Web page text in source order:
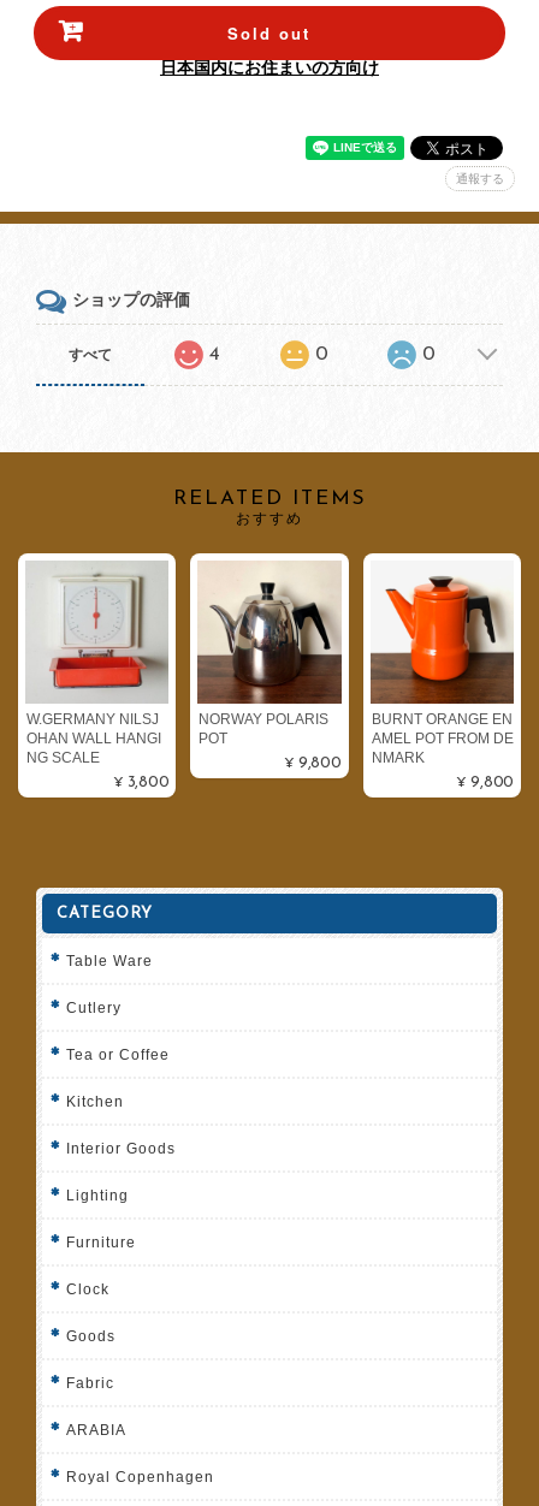
Sold out
日本国内にお住まいの方向け
通報する
ショップの評価
すべて 4 0 0
RELATED ITEMS
おすすめ
W.GERMANY NILSJ
OHAN WALL HANGI
NG SCALE
¥3,800
NORWAY POLARIS
POT
¥9,800
BURNT ORANGE EN
AMEL POT FROM DE
NMARK
¥9,800
CATEGORY
Table Ware
Cutlery
Tea or Coffee
Kitchen
Interior Goods
Lighting
Furniture
Clock
Goods
Fabric
ARABIA
Royal Copenhagen